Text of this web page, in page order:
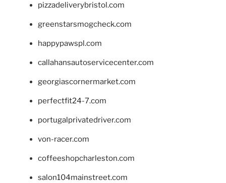
pizzadeliverybristol.com
greenstarsmogcheck.com
happypawspl.com
callahansautoservicecenter.com
georgiascornermarket.com
perfectfit24-7.com
portugalprivatedriver.com
von-racer.com
coffeeshopcharleston.com
salon104mainstreet.com